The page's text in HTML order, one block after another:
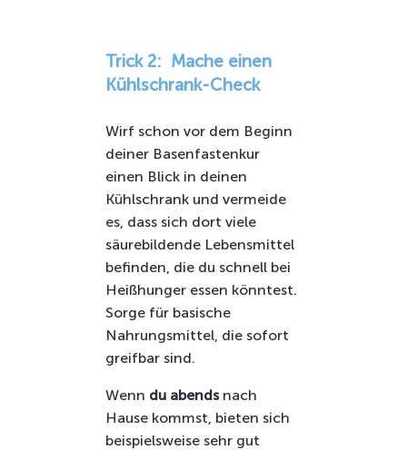
Trick 2: Mache einen
Kühlschrank-Check
Wirf schon vor dem Beginn
deiner Basenfastenkur
einen Blick in deinen
Kühlschrank und vermeide
es, dass sich dort viele
säurebildende Lebensmittel
befinden, die du schnell bei
Heißhunger essen könntest.
Sorge für basische
Nahrungsmittel, die sofort
greifbar sind.
Wenn du abendsnach
Hause kommst, bieten sich
beispielsweise sehr gut